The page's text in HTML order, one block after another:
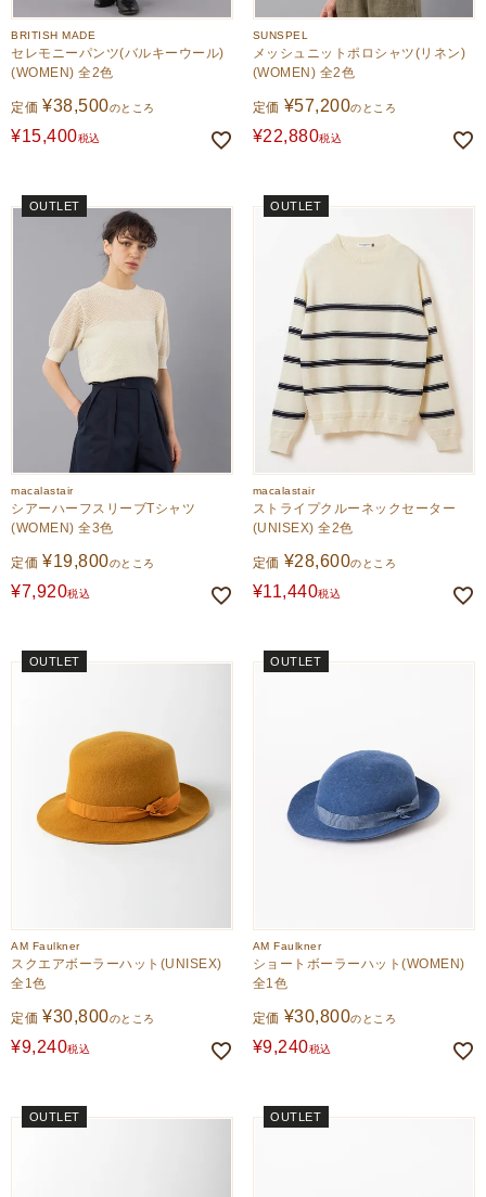
BRITISH MADE
セレモニーパンツ(バルキーウール)
(WOMEN) 全2色
定価 ¥38,500のところ
¥15,400税込
SUNSPEL
メッシュニットポロシャツ(リネン)
(WOMEN) 全2色
定価 ¥57,200のところ
¥22,880税込
OUTLET
macalastair
シアーハーフスリーブTシャツ
(WOMEN) 全3色
定価 ¥19,800のところ
¥7,920税込
OUTLET
macalastair
ストライプクルーネックセーター
(UNISEX) 全2色
定価 ¥28,600のところ
¥11,440税込
OUTLET
AM Faulkner
スクエアボーラーハット(UNISEX)
全1色
定価 ¥30,800のところ
¥9,240税込
OUTLET
AM Faulkner
ショートボーラーハット(WOMEN)
全1色
定価 ¥30,800のところ
¥9,240税込
OUTLET OUTLET